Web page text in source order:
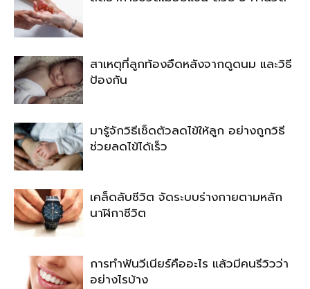
สาเหตุที่ลูกท้องอืดหลังจากดูดนม และวิธี
ป้องกัน
มารู้จักวิธีเช็ดตัวลดไข้ให้ลูก อย่างถูกวิธี
ช่วยลดไข้ได้เร็ว
เคล็ดลับชีวิต จัดระบบร่างกายตามหลัก
นาฬิกาชีวิต
การทำฟันวีเนียร์คืออะไร แล้วมีคนรีวิวว่า
อย่างไรบ้าง